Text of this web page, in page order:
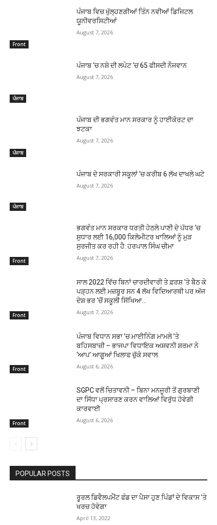
Front
ਪੰਜਾਬ ਵਿਚ ਖੁੱਲ੍ਹਣਗੀਆਂ ਤਿੰਨ ਨਵੀਆਂ ਡਿਜਿਟਲ
ਯੂਨੀਵਰਸਿਟੀਆਂ
August 7, 2026
ਪੰਜਾਬ
ਪੰਜਾਬ ‘ਚ ਨਸ਼ੇ ਦੀ ਲਪੇਟ ‘ਚ 65 ਫੀਸਦੀ ਨੌਜਵਾਨ
August 7, 2026
ਪੰਜਾਬ
ਪੰਜਾਬ ਦੀ ਭਗਵੰਤ ਮਾਨ ਸਰਕਾਰ ਨੂੰ ਹਾਈਕੋਰਟ ਦਾ
ਝਟਕਾ
August 7, 2026
ਪੰਜਾਬ
ਪੰਜਾਬ ਦੇ ਸਰਕਾਰੀ ਸਕੂਲਾਂ ‘ਚ ਕਰੀਬ 6 ਲੱਖ ਦਾਖਲੇ ਘਟੇ
August 7, 2026
Front
ਭਗਵੰਤ ਮਾਨ ਸਰਕਾਰ ਧਰਤੀ ਹੇਠਲੇ ਪਾਣੀ ਦੇ ਪੱਧਰ ‘ਚ
ਸੁਧਾਰ ਲਈ 16,000 ਕਿਲੋਮੀਟਰ ਖਾਲਿਆਂ ਨੂੰ ਮੁੜ
ਸੁਰਜੀਤ ਕਰ ਰਹੀ ਹੈ: ਹਰਪਾਲ ਸਿੰਘ ਚੀਮਾ
August 7, 2026
Front
ਸਾਲ 2022 ਵਿੱਚ ਬਿਨਾਂ ਚਾਰਦੀਵਾਰੀ ਤੇ ਫ਼ਰਸ਼ ‘ਤੇ ਬੈਠ ਕੇ
ਪੜ੍ਹਨ ਲਈ ਮਜ਼ਬੂਰ ਸਨ 4 ਲੱਖ ਵਿਦਿਆਰਥੀ ਪਰ ਅੱਜ
ਦੇਸ਼ ਭਰ ‘ਚੋਂ ਸਕੂਲੀ ਸਿੱਖਿਆ...
August 7, 2026
Front
ਪੰਜਾਬ ਵਿਧਾਨ ਸਭਾ ’ਚ ਮਾਈਨਿੰਗ ਮਾਮਲੇ ’ਤੇ
ਬਹਿਸਬਾਜ਼ੀ – ਭਾਜਪਾ ਵਿਧਾਇਕ ਅਸ਼ਵਨੀ ਸ਼ਰਮਾ ਨੇ
‘ਆਪ’ ਆਗੂਆਂ ਖਿਲਾਫ ਚੁੱਕੇ ਸਵਾਲ
August 6, 2026
Front
SGPC ਵਲੋਂ ਚਿਤਾਵਨੀ – ਬਿਨਾ ਮਨਜੂਰੀ ਤੋਂ ਗੁਰਬਾਣੀ
ਦਾ ਸਿੱਧਾ ਪ੍ਰਸਾਰਣ ਕਰਨ ਵਾਲਿਆਂ ਵਿਰੁੱਧ ਹੋਵੇਗੀ
ਕਾਰਵਾਈ
August 6, 2026
POPULAR POSTS
ਰੂਰਲ ਡਿਵੈਲਪਮੈਂਟ ਫੰਡ ਦਾ ਪੈਸਾ ਹੁਣ ਪਿੰਡਾਂ ਦੇ ਵਿਕਾਸ ’ਤੇ
ਖਰਚ ਹੋਵੇਗਾ
April 13, 2022